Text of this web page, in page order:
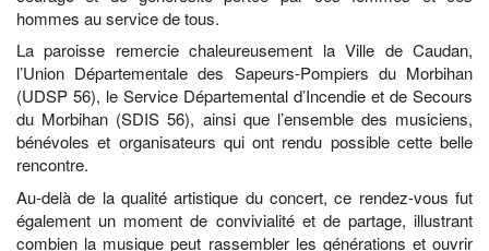
hommes au service de tous.
La paroisse remercie chaleureusement la Ville de Caudan,
l’Union Départementale des Sapeurs-Pompiers du Morbihan
(UDSP 56), le Service Départemental d’Incendie et de Secours
du Morbihan (SDIS 56), ainsi que l’ensemble des musiciens,
bénévoles et organisateurs qui ont rendu possible cette belle
rencontre.
Au-delà de la qualité artistique du concert, ce rendez-vous fut
également un moment de convivialité et de partage, illustrant
combien la musique peut rassembler les générations et ouvrir